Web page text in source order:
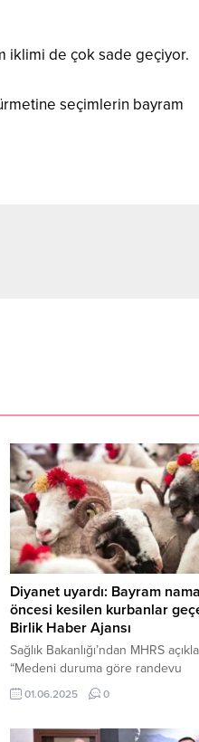
iklimi de çok sade geçiyor.
seçimlerin bayram
Diyanet uyardı: Bayram
öncesi kesilen kurbanlar
Birlik Haber Ajansı
Sağlık Bakanlığı’ndan MHRS
“Medeni duruma göre randevu
kısıtlaması yok” ANKARA-BHA
İşleri Başkanlığı Din İşleri Yüksek
01.06.2025 0